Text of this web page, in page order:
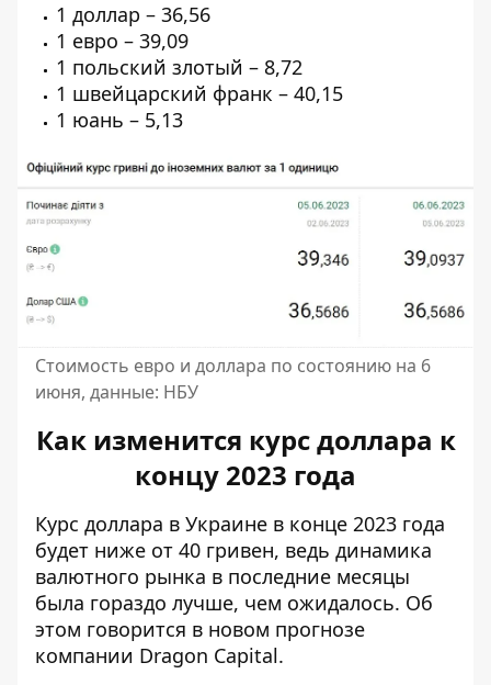
1 доллар – 36,56
1 евро – 39,09
1 польский злотый – 8,72
1 швейцарский франк – 40,15
1 юань – 5,13
Стоимость евро и доллара по состоянию на 6
июня, данные: НБУ
Как изменится курс доллара к
концу 2023 года
Курс доллара в Украине в конце 2023 года
будет ниже от 40 гривен, ведь динамика
валютного рынка в последние месяцы
была гораздо лучше, чем ожидалось. Об
этом говорится в новом прогнозе
компании Dragon Capital.